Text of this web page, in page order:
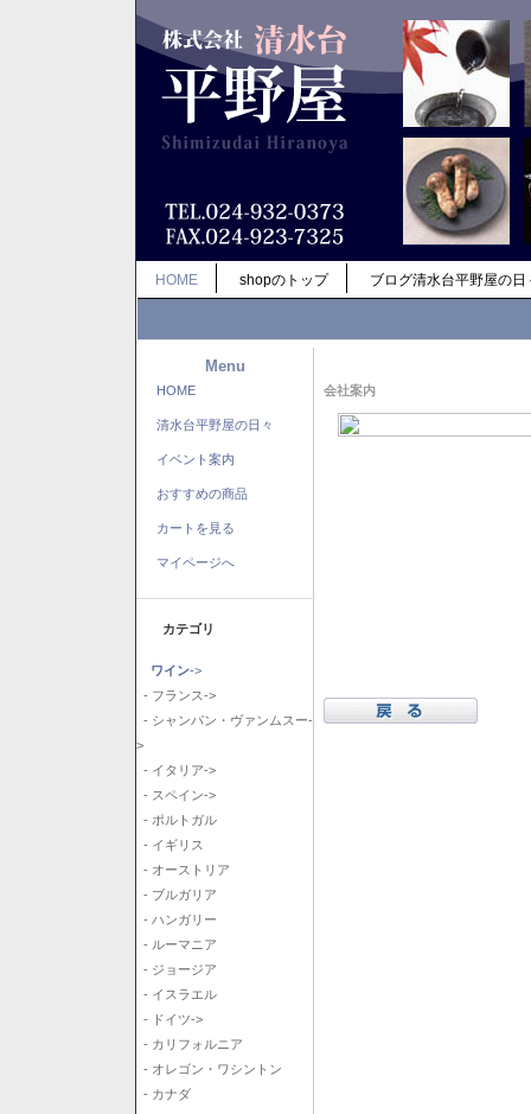
HOME shopのトップ ブログ清水台平野屋の日
Menu
HOME
清水台平野屋の日々
イベント案内
おすすめの商品
カートを見る
マイページへ
カテゴリ
ワイン->
- フランス->
- シャンパン・ヴァンムスー-
>
- イタリア->
- スペイン->
- ポルトガル
- イギリス
- オーストリア
- ブルガリア
- ハンガリー
- ルーマニア
- ジョージア
- イスラエル
- ドイツ->
- カリフォルニア
- オレゴン・ワシントン
- カナダ
会社案内